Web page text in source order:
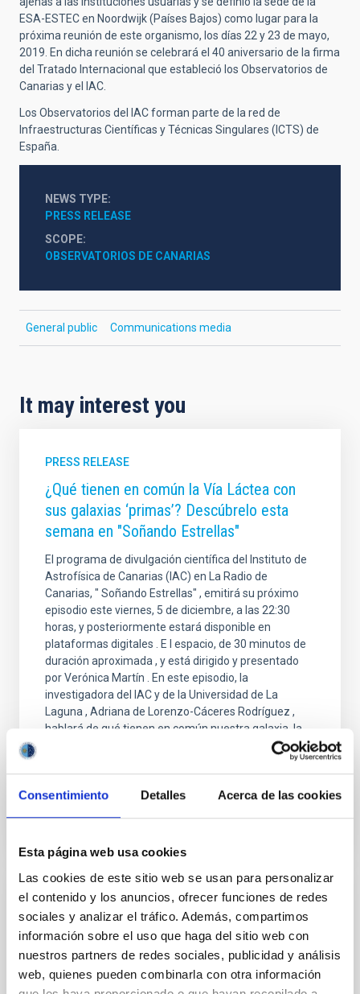
Consentimiento Detalles Acerca de las cookies
Esta página web usa cookies
Las cookies de este sitio web se usan para personalizar
el contenido y los anuncios, ofrecer funciones de redes
sociales y analizar el tráfico. Además, compartimos
información sobre el uso que haga del sitio web con
nuestros partners de redes sociales, publicidad y análisis
web, quienes pueden combinarla con otra información
ESA-ESTEC en Noordwijk (Países Bajos) como lugar para la
próxima reunión de este organismo, los días 22 y 23 de mayo,
2019. En dicha reunión se celebrará el 40 aniversario de la firma
del Tratado Internacional que estableció los Observatorios de
Canarias y el IAC.
Los Observatorios del IAC forman parte de la red de
Infraestructuras Científicas y Técnicas Singulares (ICTS) de
España.
NEWS TYPE
PRESS RELEASE
SCOPE
OBSERVATORIOS DE CANARIAS
General public Communications media
It may interest you
PRESS RELEASE
¿Qué tienen en común la Vía Láctea con
sus galaxias ‘primas’? Descúbrelo esta
semana en "Soñando Estrellas"
El programa de divulgación científica del Instituto de
Astrofísica de Canarias (IAC) en La Radio de
Canarias, " Soñando Estrellas" , emitirá su próximo
episodio este viernes, 5 de diciembre, a las 22:30
horas, y posteriormente estará disponible en
plataformas digitales . E l espacio, de 30 minutos de
duración aproximada , y está dirigido y presentado
por Verónica Martín . En este episodio, la
investigadora del IAC y de la Universidad de La
Laguna , Adriana de Lorenzo-Cáceres Rodríguez ,
hablará de qué tienen en común nuestra galaxia, la
Vía Láctea, con sus galaxias ‘primas’ similares a ella
Advertised on 12/05/2025 - 16:42:16
PRESS RELEASE
An asteroid has been named with after IAC
researcher Tania Le Pivert Jolivet
The International Astronomical Union (IAU) has